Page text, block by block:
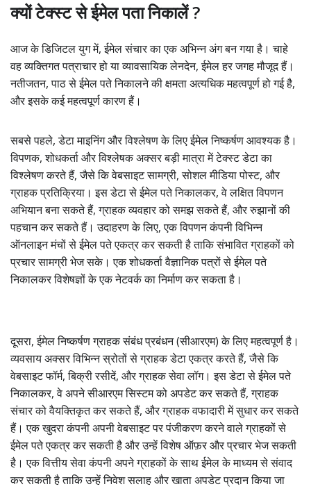
क्यों टेक्स्ट से ईमेल पता निकालें ?
आज के डिजिटल युग में, ईमेल संचार का एक अभिन्न अंग बन गया है। चाहे
वह व्यक्तिगत पत्राचार हो या व्यावसायिक लेनदेन, ईमेल हर जगह मौजूद हैं।
नतीजतन, पाठ से ईमेल पते निकालने की क्षमता अत्यधिक महत्वपूर्ण हो गई है,
और इसके कई महत्वपूर्ण कारण हैं।
सबसे पहले, डेटा माइनिंग और विश्लेषण के लिए ईमेल निष्कर्षण आवश्यक है।
विपणक, शोधकर्ता और विश्लेषक अक्सर बड़ी मात्रा में टेक्स्ट डेटा का
विश्लेषण करते हैं, जैसे कि वेबसाइट सामग्री, सोशल मीडिया पोस्ट, और
ग्राहक प्रतिक्रिया। इस डेटा से ईमेल पते निकालकर, वे लक्षित विपणन
अभियान बना सकते हैं, ग्राहक व्यवहार को समझ सकते हैं, और रुझानों की
पहचान कर सकते हैं। उदाहरण के लिए, एक विपणन कंपनी विभिन्न
ऑनलाइन मंचों से ईमेल पते एकत्र कर सकती है ताकि संभावित ग्राहकों को
प्रचार सामग्री भेज सके। एक शोधकर्ता वैज्ञानिक पत्रों से ईमेल पते
निकालकर विशेषज्ञों के एक नेटवर्क का निर्माण कर सकता है।
दूसरा, ईमेल निष्कर्षण ग्राहक संबंध प्रबंधन (सीआरएम) के लिए महत्वपूर्ण है।
व्यवसाय अक्सर विभिन्न स्रोतों से ग्राहक डेटा एकत्र करते हैं, जैसे कि
वेबसाइट फॉर्म, बिक्री रसीदें, और ग्राहक सेवा लॉग। इस डेटा से ईमेल पते
निकालकर, वे अपने सीआरएम सिस्टम को अपडेट कर सकते हैं, ग्राहक
संचार को वैयक्तिकृत कर सकते हैं, और ग्राहक वफादारी में सुधार कर सकते
हैं। एक खुदरा कंपनी अपनी वेबसाइट पर पंजीकरण करने वाले ग्राहकों से
ईमेल पते एकत्र कर सकती है और उन्हें विशेष ऑफ़र और प्रचार भेज सकती
है। एक वित्तीय सेवा कंपनी अपने ग्राहकों के साथ ईमेल के माध्यम से संवाद
कर सकती है ताकि उन्हें निवेश सलाह और खाता अपडेट प्रदान किया जा